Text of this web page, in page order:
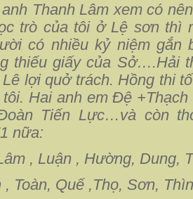
Thanh Lâm xem có
trò của tôi ở Lệ sơn thì
có nhiều kỷ niệm
thiếu giấy của Sở….Hải
lợi quở trách. Hồng thi
Hai anh em Đệ
Tiến Lực…và còn
nữa:
, Luận , Hường, Dung,
, Toàn, Quế ,Thọ, Sơn,